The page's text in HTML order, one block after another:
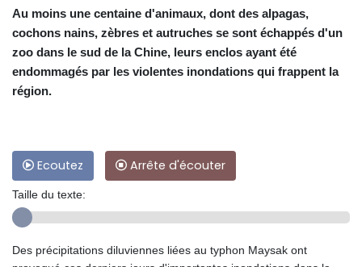
Au moins une centaine d'animaux, dont des alpagas,
cochons nains, zèbres et autruches se sont échappés d'un
zoo dans le sud de la Chine, leurs enclos ayant été
endommagés par les violentes inondations qui frappent la
région.
Ecoutez Arrête d'écouter
Taille du texte:
Des précipitations diluviennes liées au typhon Maysak ont